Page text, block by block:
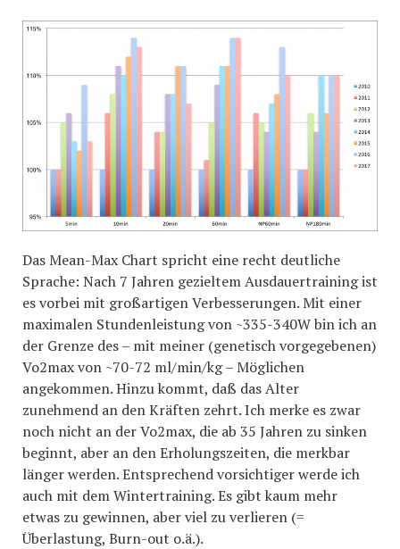
Das Mean-Max Chart spricht eine recht deutliche
Sprache: Nach 7 Jahren gezieltem Ausdauertraining ist
es vorbei mit großartigen Verbesserungen. Mit einer
maximalen Stundenleistung von ~335-340W bin ich an
der Grenze des – mit meiner (genetisch vorgegebenen)
Vo2max von ~70-72 ml/min/kg – Möglichen
angekommen. Hinzu kommt, daß das Alter
zunehmend an den Kräften zehrt. Ich merke es zwar
noch nicht an der Vo2max, die ab 35 Jahren zu sinken
beginnt, aber an den Erholungszeiten, die merkbar
länger werden. Entsprechend vorsichtiger werde ich
auch mit dem Wintertraining. Es gibt kaum mehr
etwas zu gewinnen, aber viel zu verlieren (=
Überlastung, Burn-out o.ä.).